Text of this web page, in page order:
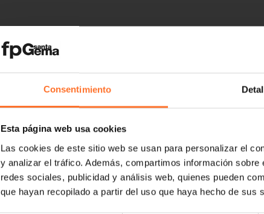
Consentimiento
Esta página web usa cookies
Las cookies de este sitio web se usan para personalizar el
y analizar el tráfico. Además, compartimos información
redes sociales, publicidad y análisis web, quienes pueden
que hayan recopilado a partir del uso que haya hecho de sus